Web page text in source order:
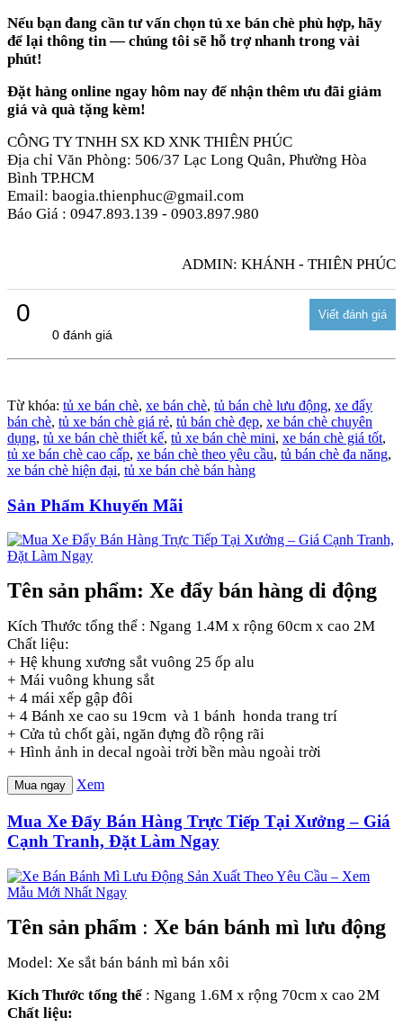
Nếu bạn đang cần tư vấn chọn tủ xe bán chè phù hợp, hãy
để lại thông tin — chúng tôi sẽ hỗ trợ nhanh trong vài
phút!
Đặt hàng online ngay hôm nay để nhận thêm ưu đãi giảm
giá và quà tặng kèm!
CÔNG TY TNHH SX KD XNK THIÊN PHÚC
Địa chỉ Văn Phòng: 506/37 Lạc Long Quân, Phường Hòa
Bình TP.HCM
Email: baogia.thienphuc@gmail.com
Báo Giá : 0947.893.139 - 0903.897.980
ADMIN: KHÁNH - THIÊN PHÚC
0
0 đánh giá
Từ khóa: tủ xe bán chè, xe bán chè, tủ bán chè lưu động, xe đẩy
bán chè, tủ xe bán chè giá rẻ, tủ bán chè đẹp, xe bán chè chuyên
dụng, tủ xe bán chè thiết kế, tủ xe bán chè mini, xe bán chè giá tốt,
tủ xe bán chè cao cấp, xe bán chè theo yêu cầu, tủ bán chè đa năng,
xe bán chè hiện đại, tủ xe bán chè bán hàng
Sản Phẩm Khuyến Mãi
Tên sản phẩm: Xe đẩy bán hàng di động
Kích Thước tổng thể : Ngang 1.4M x rộng 60cm x cao 2M
Chất liệu:
+ Hệ khung xương sắt vuông 25 ốp alu
+ Mái vuông khung sắt
+ 4 mái xếp gập đôi
+ 4 Bánh xe cao su 19cm và 1 bánh honda trang trí
+ Cửa tủ chốt gài, ngăn đựng đồ rộng rãi
+ Hình ảnh in decal ngoài trời bền màu ngoài trời
Mua ngay Xem
Mua Xe Đẩy Bán Hàng Trực Tiếp Tại Xưởng – Giá
Cạnh Tranh, Đặt Làm Ngay
Tên sản phẩm : Xe bán bánh mì lưu động
Model: Xe sắt bán bánh mì bán xôi
Kích Thước tổng thể : Ngang 1.6M x rộng 70cm x cao 2M
Chất liệu: